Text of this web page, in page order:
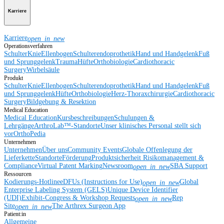
Karriere
Karriereopen_in_new
Operationsverfahren
SchulterKnieEllenbogenSchulterendoprothetikHand und HandgelenkFuß
und SprunggelenkTraumaHüfteOrthobiologieCardiothoracic
SurgeryWirbelsäule
Produkt
SchulterKnieEllenbogenSchulterendoprothetikHand und HandgelenkFuß
und SprunggelenkHüfteOrthobiologieHerz-ThoraxchirurgieCardiothoracic
SurgeryBildgebung & Resektion
Medical Education
Medical EducationKursbeschreibungenSchulungen &
LehrgängeArthroLab™-StandorteUnser klinisches Personal stellt sich
vorOrthoPedia
Unternehmen
UnternehmenÜber unsCommunity EventsGlobale Offenlegung der
LieferketteStandorteFörderungProduktsicherheit Risikomanagement &
ComplianceVirtual Patent MarkingNewsroomopen_in_newSBA Support
Ressourcen
Kodierungs-HotlineeDFUs (Instructions for Use)open_in_newGlobal
Enterprise Labeling System (GELS)Unique Device Identifier
(UDI)Exhibit-Congress & Workshop Requestsopen_in_newRep
Siteopen_in_newThe Arthrex Surgeon App
Patient:in
Allgemeine